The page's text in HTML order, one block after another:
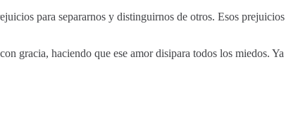
para separarnos y distinguirnos de otros. Esos prejuicios
gracia, haciendo que ese amor disipara todos los miedos. Ya